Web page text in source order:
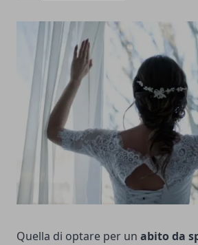
Quella di optare per un abito da